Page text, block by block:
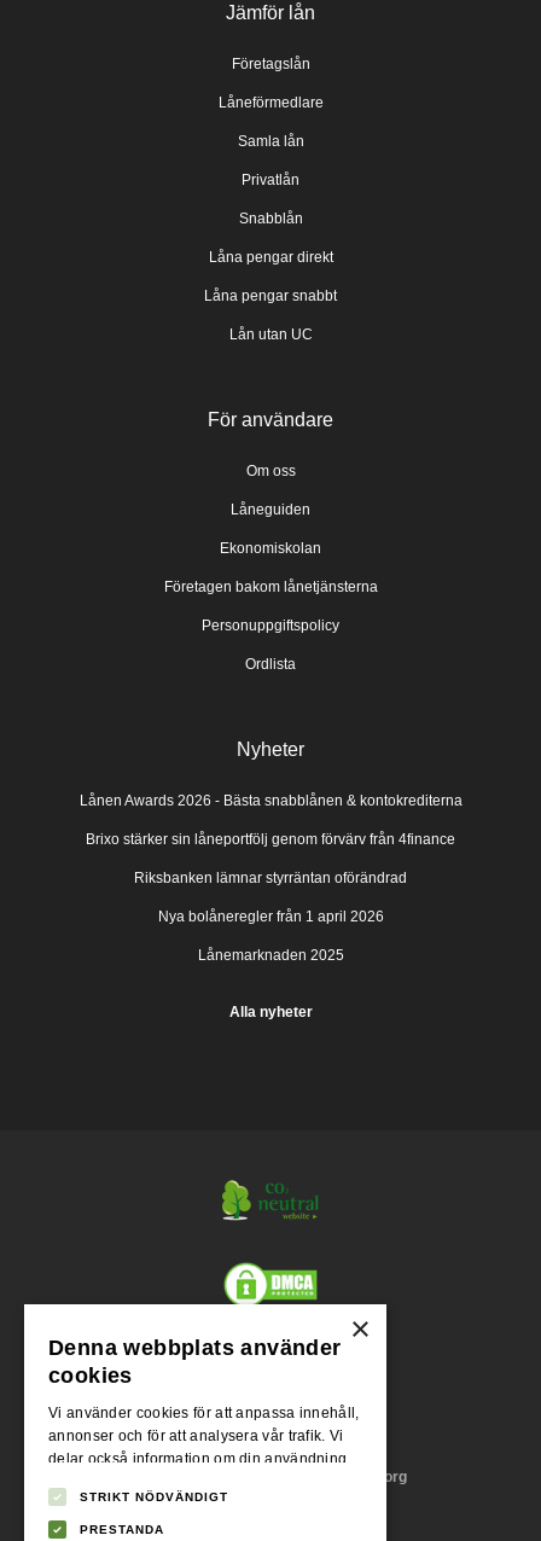
Jämför lån
Företagslån
Låneförmedlare
Samla lån
Privatlån
Snabblån
Låna pengar direkt
Låna pengar snabbt
Lån utan UC
För användare
Om oss
Låneguiden
Ekonomiskolan
Företagen bakom lånetjänsterna
Personuppgiftspolicy
Ordlista
Nyheter
Lånen Awards 2026 - Bästa snabblånen & kontokrediterna
Brixo stärker sin låneportfölj genom förvärv från 4finance
Riksbanken lämnar styrräntan oförändrad
Nya bolåneregler från 1 april 2026
Lånemarknaden 2025
Alla nyheter
Org.nr.
Adress
Stora Badhusgatan 18, 411 21 Göteborg
×
Denna webbplats använder
cookies
Vi använder cookies för att anpassa innehåll,
annonser och för att analysera vår trafik. Vi
delar också information om din användning
analyspartners som kan kombinera den med
annan information som du har tillhandahållit
STRIKT NÖDVÄNDIGT
PRESTANDA